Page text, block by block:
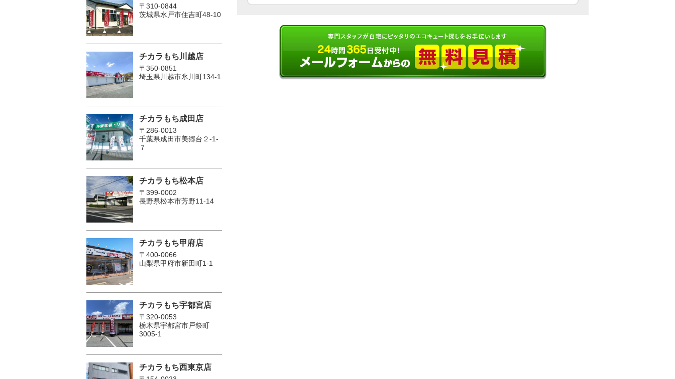
〒310-0844
茨城県水戸市住吉町48-10
チカラもち川越店
〒350-0851
埼玉県川越市氷川町134-1
チカラもち成田店
〒286-0013
千葉県成田市美郷台２‐1‐
７
チカラもち松本店
〒399-0002
長野県松本市芳野11-14
チカラもち甲府店
〒400-0066
山梨県甲府市新田町1-1
チカラもち宇都宮店
〒320-0053
栃木県宇都宮市戸祭町
3005-1
チカラもち西東京店